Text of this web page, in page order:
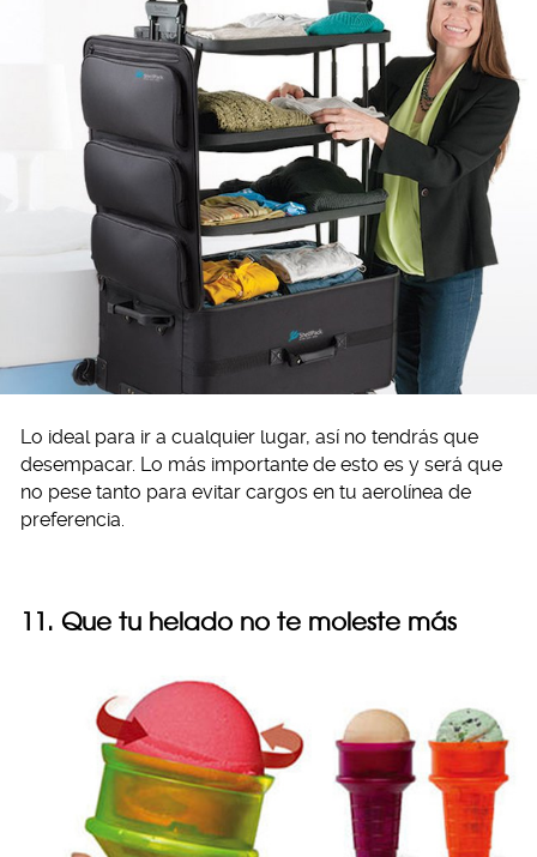
Lo ideal para ir a cualquier lugar, así no tendrás que
desempacar. Lo más importante de esto es y será que
no pese tanto para evitar cargos en tu aerolínea de
preferencia.
11. Que tu helado no te moleste más